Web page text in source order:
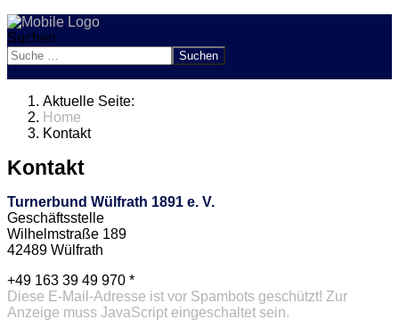
Suchen
Suchen
Aktuelle Seite:
Home
Kontakt
Kontakt
Turnerbund Wülfrath 1891 e. V.
Geschäftsstelle
Wilhelmstraße 189
42489 Wülfrath
+49 163 39 49 970 *
Diese E-Mail-Adresse ist vor Spambots geschützt! Zur
Anzeige muss JavaScript eingeschaltet sein.